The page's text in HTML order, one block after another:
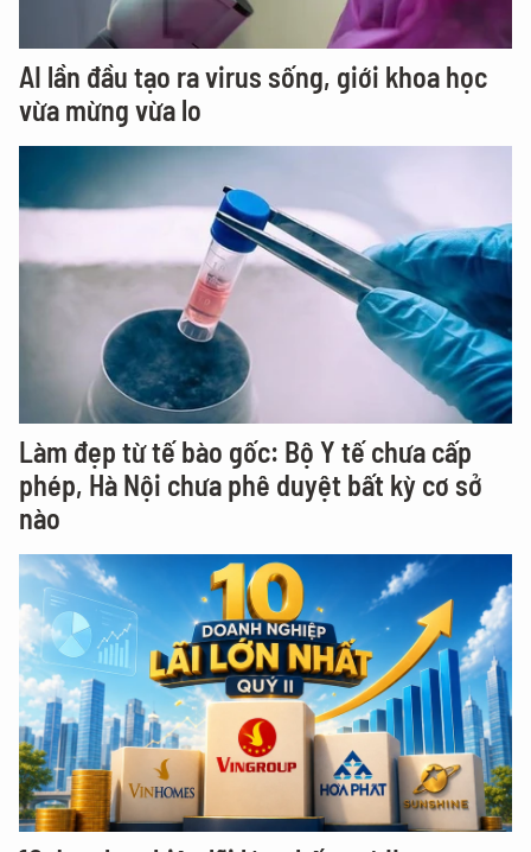
AI lần đầu tạo ra virus sống, giới khoa học
vừa mừng vừa lo
Làm đẹp từ tế bào gốc: Bộ Y tế chưa cấp
phép, Hà Nội chưa phê duyệt bất kỳ cơ sở
nào